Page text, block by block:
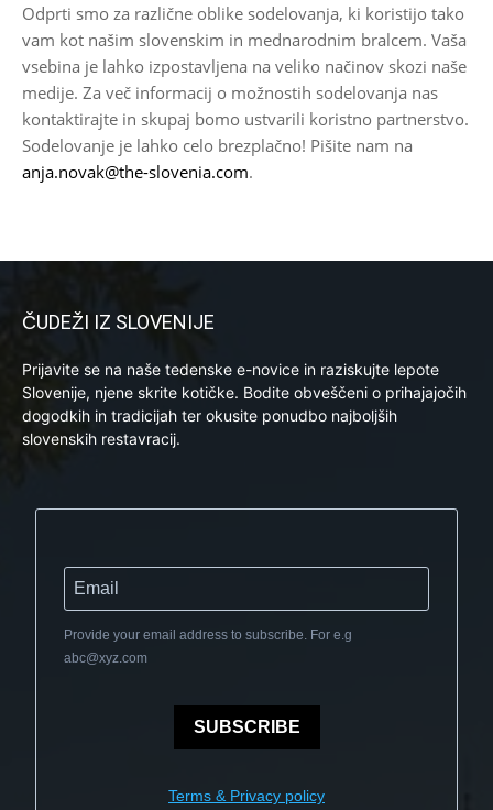
Odprti smo za različne oblike sodelovanja, ki koristijo tako
vam kot našim slovenskim in mednarodnim bralcem. Vaša
vsebina je lahko izpostavljena na veliko načinov skozi naše
medije. Za več informacij o možnostih sodelovanja nas
kontaktirajte in skupaj bomo ustvarili koristno partnerstvo.
Sodelovanje je lahko celo brezplačno! Pišite nam na
anja.novak@the-slovenia.com.
ČUDEŽI IZ SLOVENIJE
Prijavite se na naše tedenske e-novice in raziskujte lepote
Slovenije, njene skrite kotičke. Bodite obveščeni o prihajajočih
dogodkih in tradicijah ter okusite ponudbo najboljših
slovenskih restavracij.
Provide your email address to subscribe. For e.g
abc@xyz.com
SUBSCRIBE
Terms & Privacy policy